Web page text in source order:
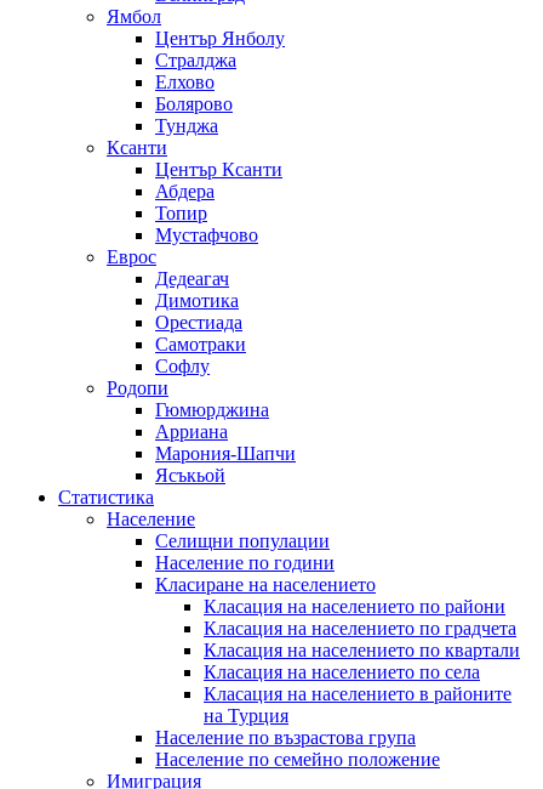
Ямбол
Център Янболу
Стралджа
Елхово
Болярово
Тунджа
Ксанти
Център Ксанти
Абдера
Топир
Мустафчово
Еврос
Дедеагач
Димотика
Орестиада
Самотраки
Софлу
Родопи
Гюмюрджина
Арриана
Марония-Шапчи
Ясъкьой
Статистика
Население
Селищни популации
Население по години
Класиране на населението
Класация на населението по райони
Класация на населението по градчета
Класация на населението по квартали
Класация на населението по села
Класация на населението в районите
на Турция
Население по възрастова група
Население по семейно положение
Имиграция